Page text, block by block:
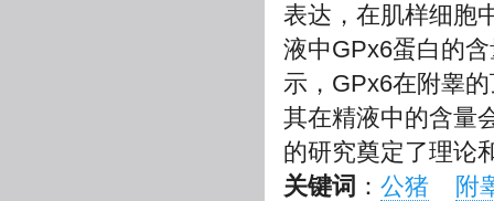
表达，在肌样细胞
液中GPx6蛋白的
示，GPx6在附睾
其在精液中的含量
的研究奠定了理论
关键词 ： 公猪 附